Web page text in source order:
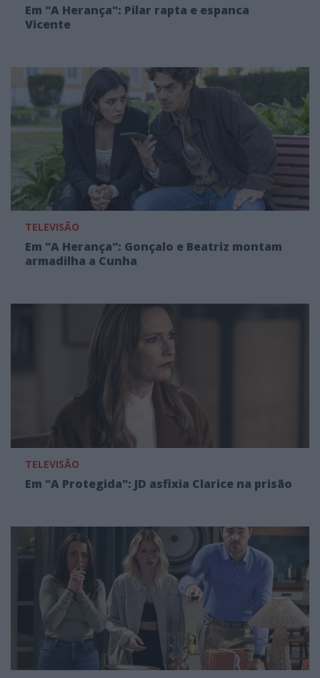
Em "A Herança": Pilar rapta e espanca
Vicente
TELEVISÃO
Em "A Herança": Gonçalo e Beatriz montam
armadilha a Cunha
TELEVISÃO
Em "A Protegida": JD asfixia Clarice na prisão